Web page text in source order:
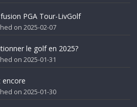
PGA Tour-LivGolf
on 2025-02-07
le golf en 2025?
on 2025-01-31
encore
on 2025-01-30